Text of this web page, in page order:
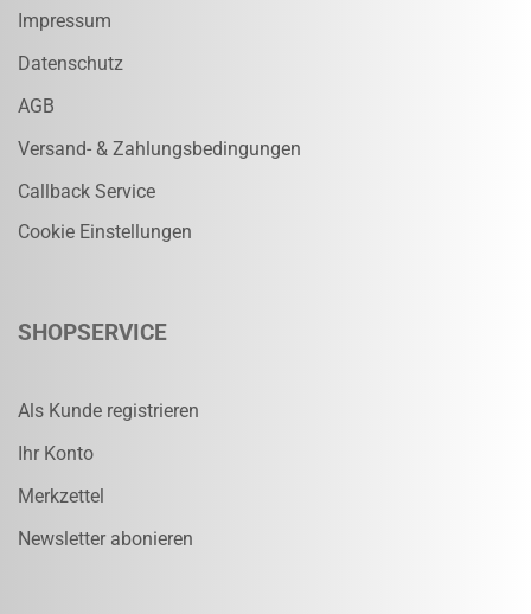
Impressum
Datenschutz
AGB
Versand- & Zahlungsbedingungen
Callback Service
Cookie Einstellungen
SHOPSERVICE
Als Kunde registrieren
Ihr Konto
Merkzettel
Newsletter abonieren